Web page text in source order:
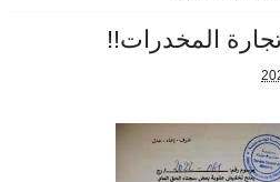
المخدرات!!